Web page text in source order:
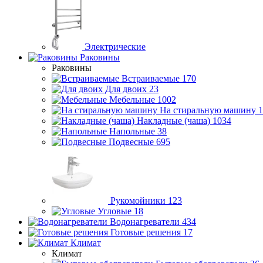
Электрические
Раковины
Раковины
Встраиваемые 170
Для двоих 23
Мебельные 1002
На стиральную машину
Накладные (чаша) 1034
Напольные 38
Подвесные 695
Рукомойники 123
Угловые 18
Водонагреватели 434
Готовые решения 17
Климат
Климат